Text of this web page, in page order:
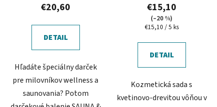
€20,60
DETAIL
Hľadáte špeciálny darček
pre milovníkov wellness a
saunovania? Potom
€15,10
(–20 %)
Jednotková
€15,10 / 5 ks
DETAIL
Kozmetická sada s
kvetinovo-drevitou vôňou v